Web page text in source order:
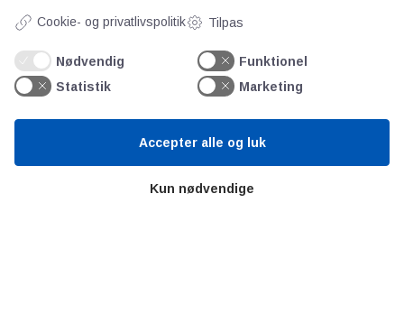
Teknologisk Institut
Bitva
Videncentre
Litteratur
Ståbi
Cookie- og privatlivspolitik Tilpas
Nødvendig
Funktionel
Statistik
Marketing
Kun nødvendige
Accepter alle og luk